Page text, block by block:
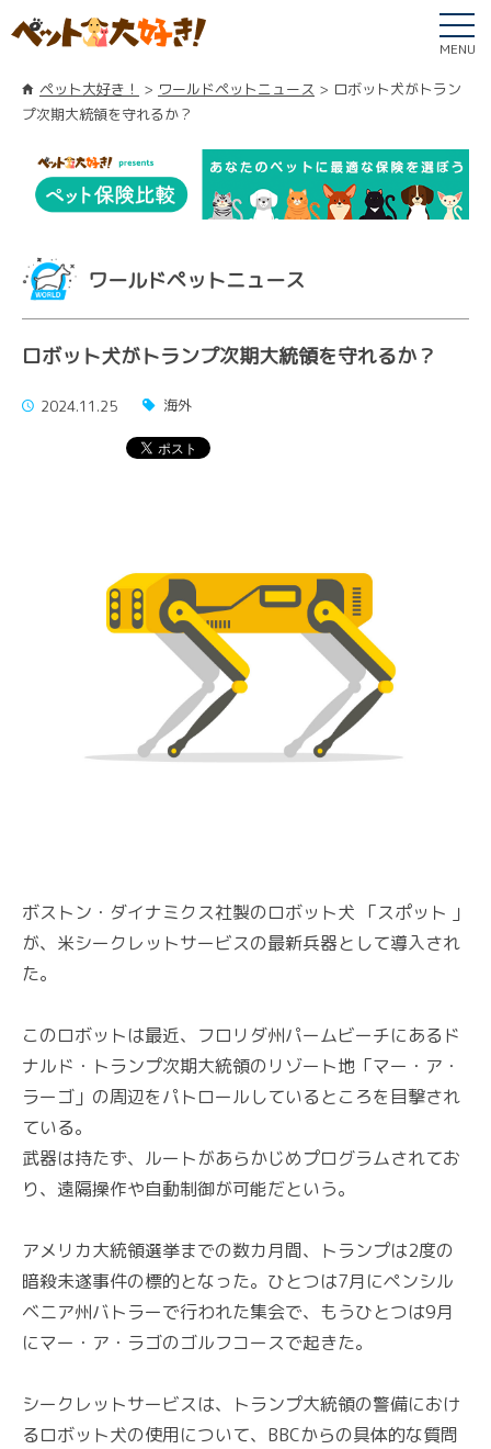
MENU
ペット大好き！ ワールドペットニュース
ロボット犬がトラン
プ次期大統領を守れるか？
ワールドペットニュース
ロボット犬がトランプ次期大統領を守れるか？
2024.11.25 海外
ボストン・ダイナミクス社製のロボット犬 「スポット 」
が、米シークレットサービスの最新兵器として導入され
た。
このロボットは最近、フロリダ州パームビーチにあるド
ナルド・トランプ次期大統領のリゾート地「マー・ア・
ラーゴ」の周辺をパトロールしているところを目撃され
ている。
武器は持たず、ルートがあらかじめプログラムされてお
り、遠隔操作や自動制御が可能だという。
アメリカ大統領選挙までの数カ月間、トランプは2度の
暗殺未遂事件の標的となった。ひとつは7月にペンシル
ベニア州バトラーで行われた集会で、もうひとつは9月
にマー・ア・ラゴのゴルフコースで起きた。
シークレットサービスは、トランプ大統領の警備におけ
るロボット犬の使用について、BBCからの具体的な質問